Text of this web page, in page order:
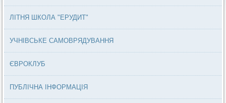
ЛІТНЯ ШКОЛА "ЕРУДИТ"
УЧНІВСЬКЕ САМОВРЯДУВАННЯ
ЄВРОКЛУБ
ПУБЛІЧНА ІНФОРМАЦІЯ